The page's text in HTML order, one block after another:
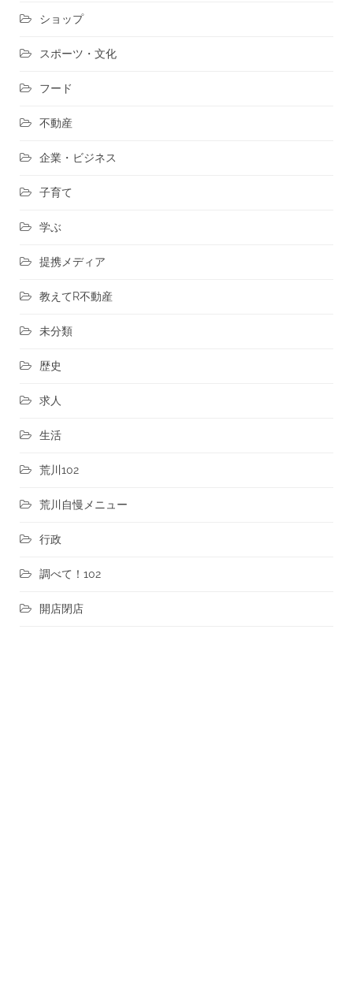
ショップ
スポーツ・文化
フード
不動産
企業・ビジネス
子育て
学ぶ
提携メディア
教えてR不動産
未分類
歴史
求人
生活
荒川102
荒川自慢メニュー
行政
調べて！102
開店閉店